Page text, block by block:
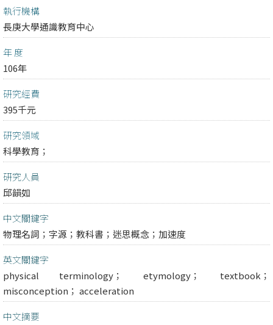
執行機構
長庚大學通識教育中心
年 度
106年
研究經費
395千元
研究領域
科學教育；
研究人員
邱韻如
中文關鍵字
物理名詞；字源；教科書；迷思概念；加速度
英文關鍵字
physical terminology； etymology； textbook；
misconception； acceleration
中文摘要